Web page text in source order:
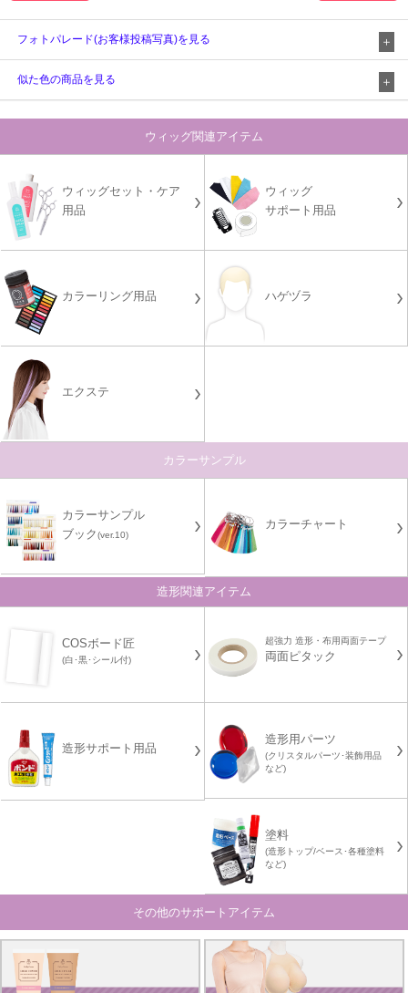
フォトパレード(お客様投稿写真)を見る
似た色の商品を見る
ウィッグ関連アイテム
ウィッグセット・ケア
用品
ウィッグ
サポート用品
カラーリング用品 ハゲヅラ
エクステ
カラーサンプル
カラーサンプル
ブック(ver.10)
カラーチャート
造形関連アイテム
COSボード匠
(白･黒･シール付)
超強力 造形・布用両面テープ
両面ピタック
造形サポート用品
造形用パーツ
(クリスタルパーツ･装飾用品
など)
塗料
(造形トップ/ベース･各種塗料
など)
その他のサポートアイテム